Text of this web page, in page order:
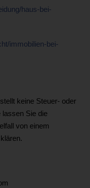
haus-bei-
immobilien-bei-
keine Steuer- oder
lassen Sie die
von einem